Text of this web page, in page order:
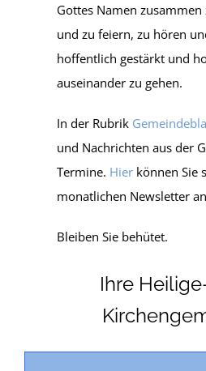
Gottes Namen
und zu feiern, zu hören
hoffentlich gestärkt und
auseinander zu gehen.
In der Rubrik
und Nachrichten aus der
Termine. Hier können Sie
monatlichen Newsletter
Bleiben Sie behütet.
Ihre